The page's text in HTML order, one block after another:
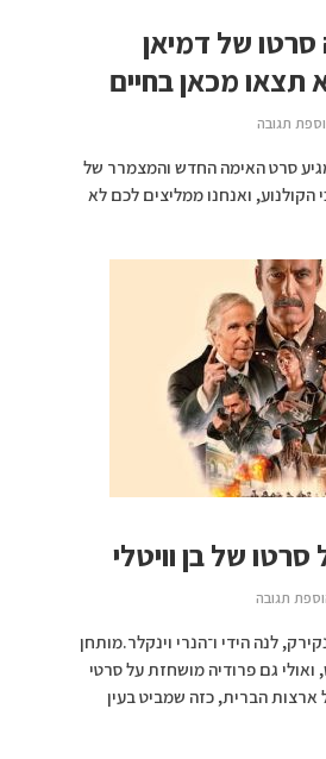
של דמיאן
תצאו מכאן בחיים
תגובה
סרט האימה החדש והמצמרר של
הקולנוע, ואנחנו ממליצים לכם לא
של בן וויטלי
תגובה
לנה הידי ו־הנרי וינקלר.מותחן
גם פרודיה מושחזת על סרטי
הברית, כזה שמביט בעין